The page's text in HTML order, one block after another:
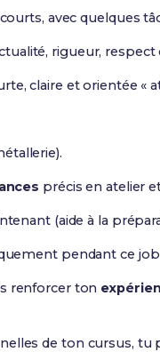
avec quelques
rigueur, respect
claire et orientée «
précis en atelier
(aide à la
pendant ce job
renforcer ton
de ton cursus, tu